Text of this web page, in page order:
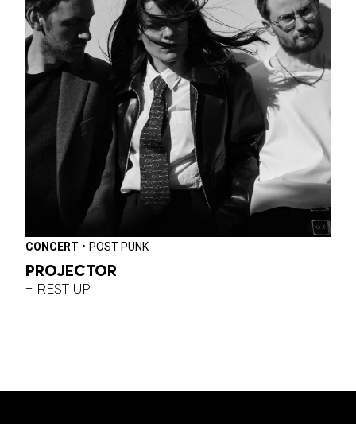
CONCERT • POST PUNK
PROJECTOR
+ REST UP